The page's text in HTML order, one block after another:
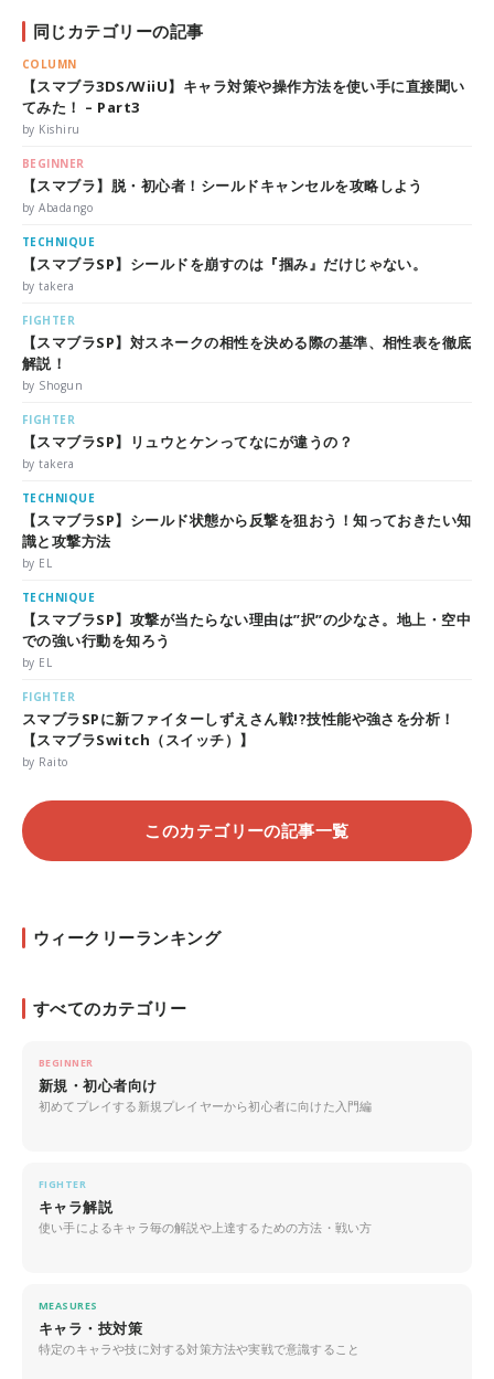
同じカテゴリーの記事
COLUMN
【スマブラ3DS/WiiU】キャラ対策や操作方法を使い手に直接聞い
てみた！ – Part3
by Kishiru
BEGINNER
【スマブラ】脱・初心者！シールドキャンセルを攻略しよう
by Abadango
TECHNIQUE
【スマブラSP】シールドを崩すのは『掴み』だけじゃない。
by takera
FIGHTER
【スマブラSP】対スネークの相性を決める際の基準、相性表を徹底
解説！
by Shogun
FIGHTER
【スマブラSP】リュウとケンってなにが違うの？
by takera
TECHNIQUE
【スマブラSP】シールド状態から反撃を狙おう！知っておきたい知
識と攻撃方法
by EL
TECHNIQUE
【スマブラSP】攻撃が当たらない理由は”択”の少なさ。地上・空中
での強い行動を知ろう
by EL
FIGHTER
スマブラSPに新ファイターしずえさん戦!?技性能や強さを分析！
【スマブラSwitch（スイッチ）】
by Raito
このカテゴリーの記事一覧
ウィークリーランキング
すべてのカテゴリー
BEGINNER
新規・初心者向け
初めてプレイする新規プレイヤーから初心者に向けた入門編
FIGHTER
キャラ解説
使い手によるキャラ毎の解説や上達するための方法・戦い方
MEASURES
キャラ・技対策
特定のキャラや技に対する対策方法や実戦で意識すること